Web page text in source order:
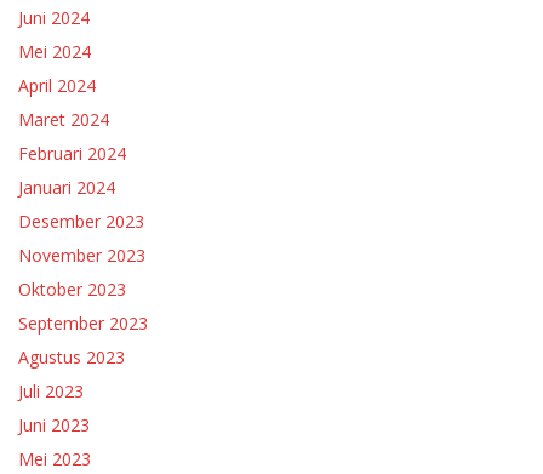
Juni 2024
Mei 2024
April 2024
Maret 2024
Februari 2024
Januari 2024
Desember 2023
November 2023
Oktober 2023
September 2023
Agustus 2023
Juli 2023
Juni 2023
Mei 2023